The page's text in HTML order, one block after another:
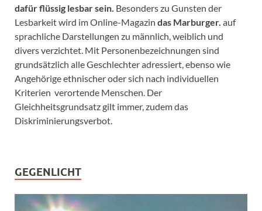
dafür flüssig lesbar sein. Besonders zu Gunsten der
Lesbarkeit wird im Online-Magazin das Marburger. auf
sprachliche Darstellungen zu männlich, weiblich und
divers verzichtet. Mit Personenbezeichnungen sind
grundsätzlich alle Geschlechter adressiert, ebenso wie
Angehörige ethnischer oder sich nach individuellen
Kriterien verortende Menschen. Der
Gleichheitsgrundsatz gilt immer, zudem das
Diskriminierungsverbot.
GEGENLICHT